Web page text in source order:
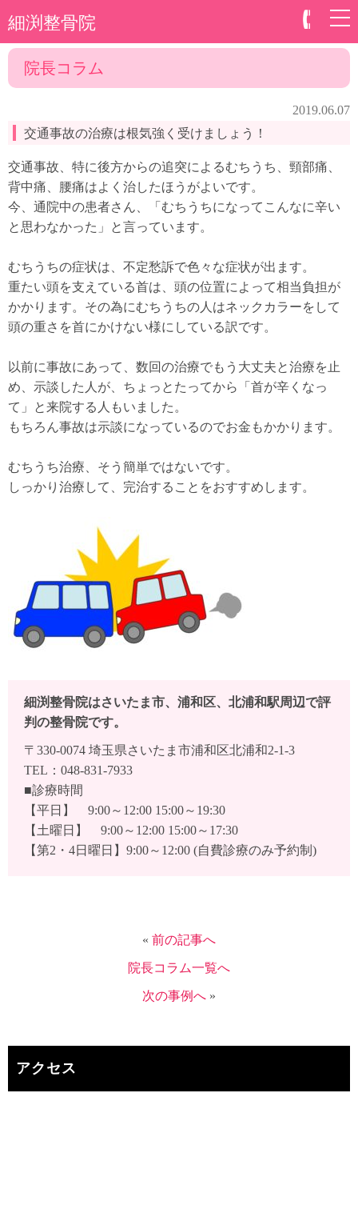
細渕整骨院
院長コラム
2019.06.07
交通事故の治療は根気強く受けましょう！
交通事故、特に後方からの追突によるむちうち、頸部痛、
背中痛、腰痛はよく治したほうがよいです。
今、通院中の患者さん、「むちうちになってこんなに辛い
と思わなかった」と言っています。
むちうちの症状は、不定愁訴で色々な症状が出ます。
重たい頭を支えている首は、頭の位置によって相当負担が
かかります。その為にむちうちの人はネックカラーをして
頭の重さを首にかけない様にしている訳です。
以前に事故にあって、数回の治療でもう大丈夫と治療を止
め、示談した人が、ちょっとたってから「首が辛くなっ
て」と来院する人もいました。
もちろん事故は示談になっているのでお金もかかります。
むちうち治療、そう簡単ではないです。
しっかり治療して、完治することをおすすめします。
細渕整骨院はさいたま市、浦和区、北浦和駅周辺で評
判の整骨院です。
〒330-0074 埼玉県さいたま市浦和区北浦和2-1-3
TEL：048-831-7933
■診療時間
【平日】 9:00～12:00 15:00～19:30
【土曜日】 9:00～12:00 15:00～17:30
【第2・4日曜日】9:00～12:00 (自費診療のみ予約制)
« 前の記事へ
院長コラム一覧へ
次の事例へ »
アクセス